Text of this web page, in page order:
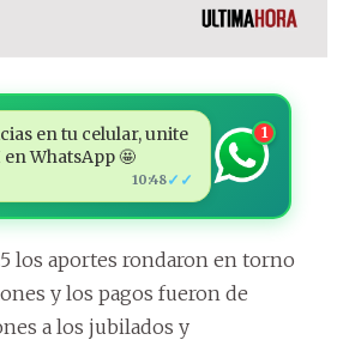
en tu celular, unite
WhatsApp 🤩
10:48✓✓
1
los aportes rondaron en torno
y los pagos fueron de
a los jubilados y